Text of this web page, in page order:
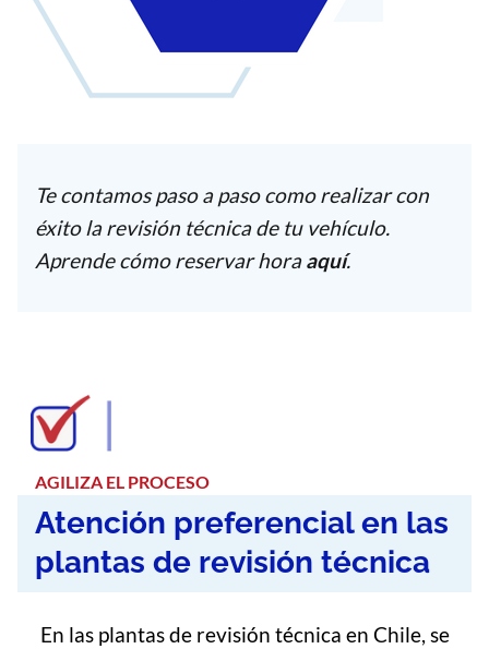
Te contamos paso a paso como realizar con
éxito la revisión técnica de tu vehículo.
Aprende cómo reservar horaaquí.
AGILIZA EL PROCESO
Atención preferencial en las
plantas de revisión técnica
En las plantas de revisión técnica en Chile, se